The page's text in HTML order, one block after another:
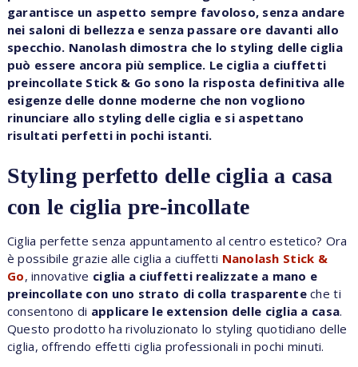
garantisce un aspetto sempre favoloso, senza andare
nei saloni di bellezza e senza passare ore davanti allo
specchio. Nanolash dimostra che lo styling delle ciglia
può essere ancora più semplice. Le ciglia a ciuffetti
preincollate Stick & Go sono la risposta definitiva alle
esigenze delle donne moderne che non vogliono
rinunciare allo styling delle ciglia e si aspettano
risultati perfetti in pochi istanti.
Styling perfetto delle ciglia a casa
con le ciglia pre-incollate
Ciglia perfette senza appuntamento al centro estetico? Ora
è possibile grazie alle ciglia a ciuffetti Nanolash Stick &
Go, innovative ciglia a ciuffetti realizzate a mano e
preincollate con uno strato di colla trasparenteche ti
consentono di applicare le extension delle ciglia a casa.
Questo prodotto ha rivoluzionato lo styling quotidiano delle
ciglia, offrendo effetti ciglia professionali in pochi minuti.